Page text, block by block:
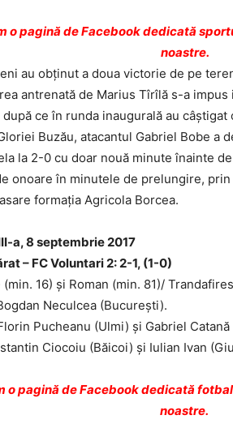
o pagină de Facebook dedicată
noastre.
au obţinut a doua victorie de pe
antrenată de Marius Tîrîlă s-a
după ce în runda inaugurală au
Buzău, atacantul Gabriel Bobe a
la 2-0 cu doar nouă minute înainte
onoare în minutele de prelungire,
formaţia Agricola Borcea.
a, 8 septembrie 2017
– FC Voluntari 2: 2-1, (1-0)
(min. 16) şi Roman (min. 81)/
Neculcea (Bucureşti).
Pucheanu (Ulmi) şi Gabriel
Ciocoiu (Băicoi) şi Iulian Ivan
o pagină de Facebook dedicată
noastre.